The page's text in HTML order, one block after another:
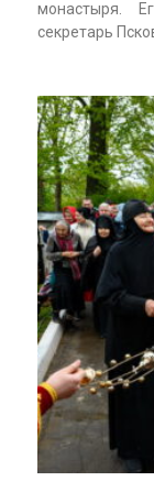
монастыря.
секретарь